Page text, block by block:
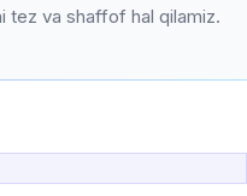
tez va shaffof hal qilamiz.